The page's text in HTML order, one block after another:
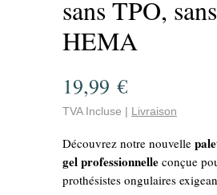
sans TPO, sans
HEMA
19,99 €Prix
TVA Incluse | Livraison
Découvrez notre nouvelle
gel professionnelle conçue
prothésistes ongulaires